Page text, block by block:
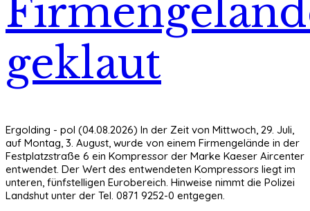
geklaut
Ergolding - pol (04.08.2026) In der Zeit von Mittwoch, 29. Juli,
auf Montag, 3. August, wurde von einem Firmengelände in der
Festplatzstraße 6 ein Kompressor der Marke Kaeser Aircenter
entwendet. Der Wert des entwendeten Kompressors liegt im
unteren, fünfstelligen Eurobereich. Hinweise nimmt die Polizei
Landshut unter der Tel. 0871 9252-0 entgegen.